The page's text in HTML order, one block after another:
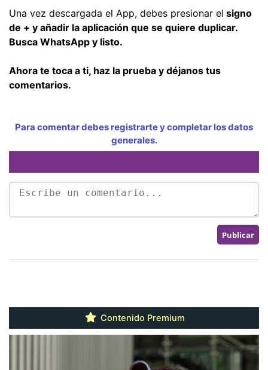
Una vez descargada el App, debes presionar el signo
de + y añadir la aplicación que se quiere duplicar.
Busca WhatsApp y listo.
Ahora te toca a ti, haz la prueba y déjanos tus
comentarios.
Para comentar debes registrarte y completar los datos
generales.
Contenido Premium